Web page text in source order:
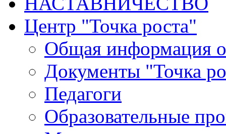
Центр "Точка роста"
Общая информация о
Документы "Точка
Педагоги
Образовательные